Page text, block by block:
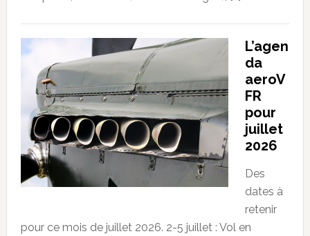
L’agen
da
aeroV
FR
pour
juillet
2026
Des
dates à
retenir
pour ce mois de juillet 2026. 2-5 juillet : Vol en